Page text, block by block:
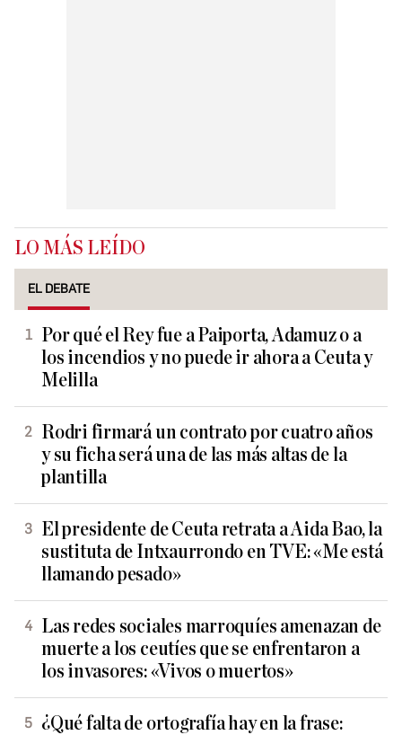
LO MÁS LEÍDO
EL DEBATE
Por qué el Rey fue a Paiporta, Adamuz o a
los incendios y no puede ir ahora a Ceuta y
Melilla
Rodri firmará un contrato por cuatro años
y su ficha será una de las más altas de la
plantilla
El presidente de Ceuta retrata a Aida Bao, la
sustituta de Intxaurrondo en TVE: «Me está
llamando pesado»
Las redes sociales marroquíes amenazan de
muerte a los ceutíes que se enfrentaron a
los invasores: «Vivos o muertos»
¿Qué falta de ortografía hay en la frase: